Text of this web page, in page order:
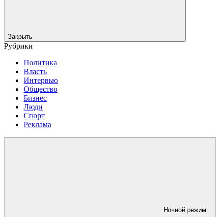
Закрыть
Рубрики
Политика
Власть
Интервью
Общество
Бизнес
Люди
Спорт
Реклама
Ночной режим